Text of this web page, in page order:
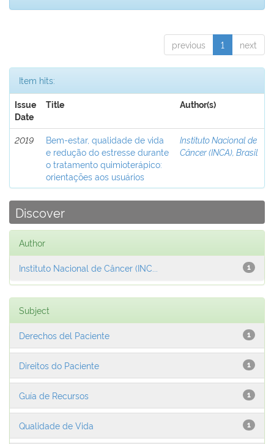
previous 1 next
Item hits:
Issue
Date
Title Author(s)
2019
Bem-estar, qualidade de vida
e redução do estresse durante
o tratamento quimioterápico:
orientações aos usuários
Instituto Nacional de
Câncer (INCA), Brasil
Discover
Author
1
Instituto Nacional de Câncer (INC...
Subject
1
Derechos del Paciente
1
Direitos do Paciente
1
Guía de Recursos
1
Qualidade de Vida